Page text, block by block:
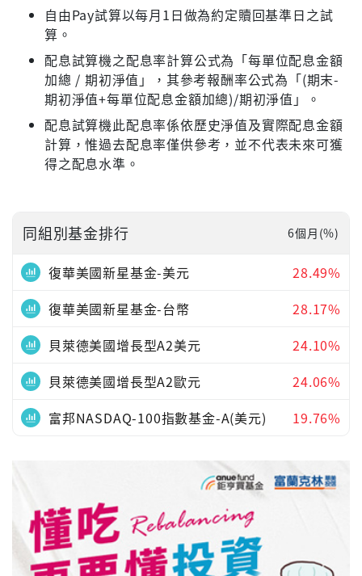
自由Pay試算以每月1日做為約定贖回基準日之試
算。
配息試算機之配息率計算公式為「每單位配息金額
加總 / 期初淨值」，其參考報酬率公式為「(期末-
期初淨值+每單位配息金額加總)/期初淨值」。
配息試算機此配息率係依歷史淨值及實際配息金額
計算，惟過去配息率僅供參考，並不代表未來可獲
得之配息水準。
同組別基金排行 6個月(%)
復華美國新星基金-美元
28.49%
復華美國新星基金-台幣
28.17%
貝萊德美國增長型A2美元
24.10%
貝萊德美國增長型A2歐元
24.06%
富邦NASDAQ-100指數基金-A(美元)
19.76%